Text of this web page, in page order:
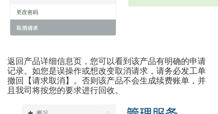
返回产品详细信息页，您可以看到该产品有明确的申请
记录。如您是误操作或想改变取消请求，请务必发工单
撤回【请求取消】。否则该产品不会生成续费账单，并
且我司将按您的要求进行回收。